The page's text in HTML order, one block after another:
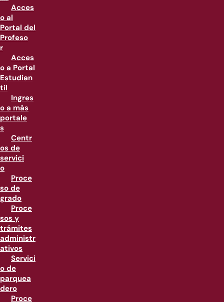
Acces
o al
Portal del
Profeso
r
Acces
o a Portal
Estudian
til
Ingres
o a más
portale
s
Centr
os de
servici
o
Proce
so de
grado
Proce
sos y
trámites
administr
ativos
Servici
o de
parquea
dero
Proce